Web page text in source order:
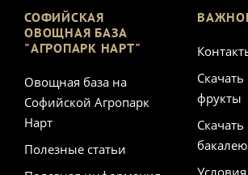
СОФИЙСКАЯ
ОВОЩНАЯ БАЗА
"АГРОПАРК НАРТ"
Овощная база на
Софийской Агропарк
Нарт
Полезные статьи
фрукты
бакалею